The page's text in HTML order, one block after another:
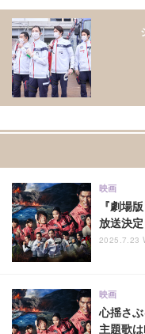
『劇場
放送決
映画
2025.7.23
心揺さ
主題歌
映画